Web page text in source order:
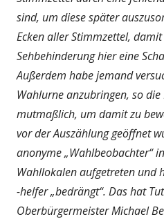
sind, um diese später
Ecken aller Stimmzettel,
Sehbehinderung hier eine
Außerdem habe jemand
Wahlurne anzubringen, so
mutmaßlich, um damit zu
vor der Auszählung geöffnet
anonyme „Wahlbeobachter“
Wahllokalen aufgetreten und
-helfer „bedrängt“. Das hat
Oberbürgermeister Michael